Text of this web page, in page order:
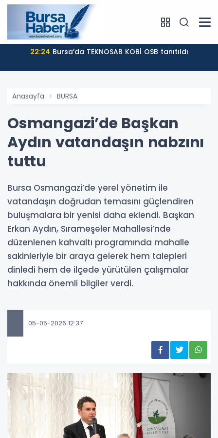
22:24 Bursa’da TEKNOSAB KOBİ OSB tanıtıldı
Anasayfa BURSA
Osmangazi’de Başkan
Aydın vatandaşın nabzını
tuttu
Bursa Osmangazi’de yerel yönetim ile
vatandaşın doğrudan temasını güçlendiren
buluşmalara bir yenisi daha eklendi. Başkan
Erkan Aydın, Sırameşeler Mahallesi’nde
düzenlenen kahvaltı programında mahalle
sakinleriyle bir araya gelerek hem talepleri
dinledi hem de ilçede yürütülen çalışmalar
hakkında önemli bilgiler verdi.
05-05-2026 12:37